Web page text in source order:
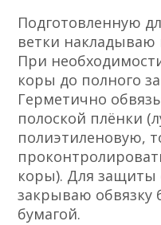
Подготовленную
ветки накладываю
При
коры до полного
Герметично
полоской плёнки
полиэтиленовую,
коры). Для защиты
закрываю обвязку
бумагой.